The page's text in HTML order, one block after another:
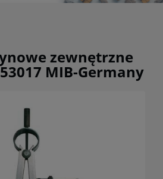
zewnętrzne
MIB-Germany